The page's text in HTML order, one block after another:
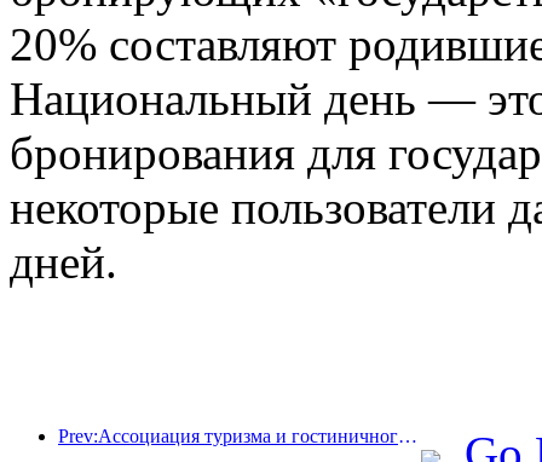
20% составляют
Национальный день —
бронирования для
некоторые пользователи
дней.
Prev:Ассоциация туризма и гостиничного бизнеса провинции Хайнань предлагает сделать отели временным убежищем для жителей, пострадавших от стихийного бедствия